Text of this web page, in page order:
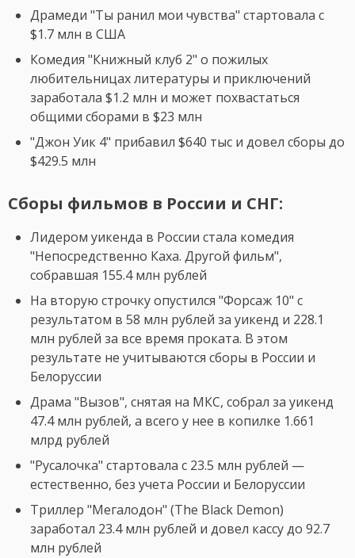
Драмеди "Ты ранил мои чувства" стартовала с
$1.7 млн в США
Комедия "Книжный клуб 2" о пожилых
любительницах литературы и приключений
заработала $1.2 млн и может похвастаться
общими сборами в $23 млн
"Джон Уик 4" прибавил $640 тыс и довел сборы до
$429.5 млн
Сборы фильмов в России и СНГ:
Лидером уикенда в России стала комедия
"Непосредственно Каха. Другой фильм",
собравшая 155.4 млн рублей
На вторую строчку опустился "Форсаж 10" с
результатом в 58 млн рублей за уикенд и 228.1
млн рублей за все время проката. В этом
результате не учитываются сборы в России и
Белоруссии
Драма "Вызов", снятая на МКС, собрал за уикенд
47.4 млн рублей, а всего у нее в копилке 1.661
млрд рублей
"Русалочка" стартовала с 23.5 млн рублей —
естественно, без учета России и Белоруссии
Триллер "Мегалодон" (The Black Demon)
заработал 23.4 млн рублей и довел кассу до 92.7
млн рублей